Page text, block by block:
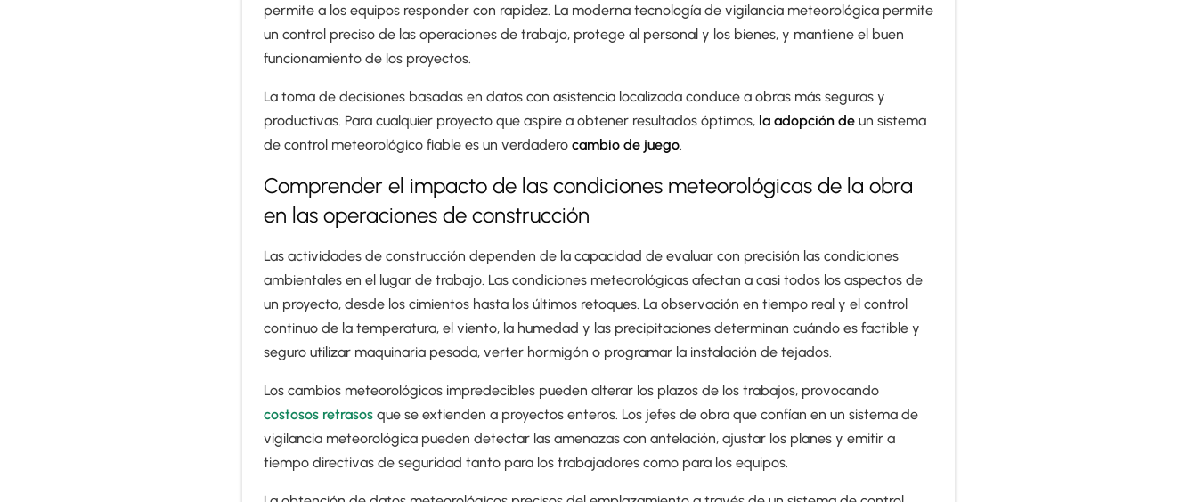
permite a los equipos responder con rapidez. La moderna tecnología de vigilancia meteorológica permite
un control preciso de las operaciones de trabajo, protege al personal y los bienes, y mantiene el buen
funcionamiento de los proyectos.
La toma de decisiones basadas en datos con asistencia localizada conduce a obras más seguras y
productivas. Para cualquier proyecto que aspire a obtener resultados óptimos, la adopción de un sistema
de control meteorológico fiable es un verdadero cambio de juego.
Comprender el impacto de las condiciones meteorológicas de la obra
en las operaciones de construcción
Las actividades de construcción dependen de la capacidad de evaluar con precisión las condiciones
ambientales en el lugar de trabajo. Las condiciones meteorológicas afectan a casi todos los aspectos de
un proyecto, desde los cimientos hasta los últimos retoques. La observación en tiempo real y el control
continuo de la temperatura, el viento, la humedad y las precipitaciones determinan cuándo es factible y
seguro utilizar maquinaria pesada, verter hormigón o programar la instalación de tejados.
Los cambios meteorológicos impredecibles pueden alterar los plazos de los trabajos, provocando
costosos retrasos que se extienden a proyectos enteros. Los jefes de obra que confían en un sistema de
vigilancia meteorológica pueden detectar las amenazas con antelación, ajustar los planes y emitir a
tiempo directivas de seguridad tanto para los trabajadores como para los equipos.